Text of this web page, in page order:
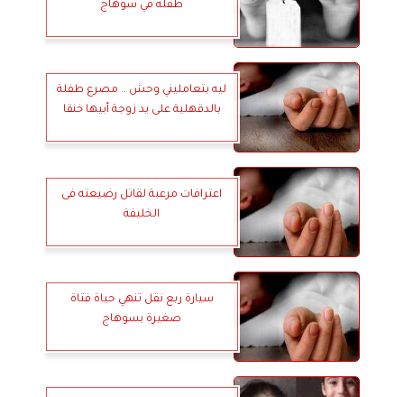
طفلة في سوهاج
ليه بتعامليني وحش .. مصرع طفلة
بالدقهلية على يد زوجة أبيها خنقا
اعترافات مرعبة لقاتل رضيعته فى
الخليفة
سيارة ربع نقل تنهي حياة فتاة
صغيرة بسوهاج